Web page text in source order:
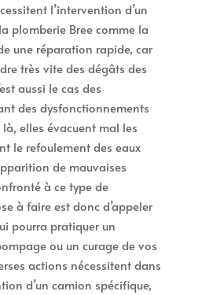
l’intervention d’un
plomberie Bree comme la
une réparation rapide, car
très vite des dégâts des
aussi le cas des
des dysfonctionnements
elles évacuent mal les
le refoulement des eaux
de mauvaises
à ce type de
à faire est donc d’appeler
pourra pratiquer un
ou un curage de vos
actions nécessitent dans
d’un camion spécifique,